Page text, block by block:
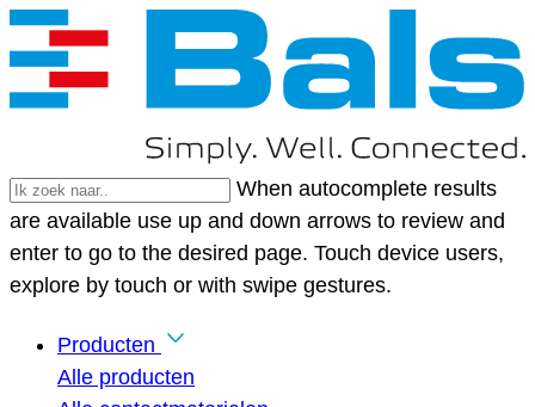
When autocomplete results
are available use up and down arrows to review and
enter to go to the desired page. Touch device users,
explore by touch or with swipe gestures.
Producten
Alle producten